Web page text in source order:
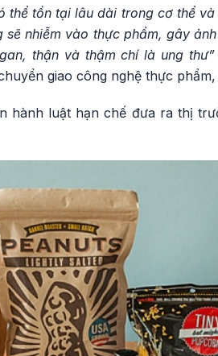
thể tồn tại lâu dài trong cơ thể
nhiễm vào thực phẩm, gây
thận và thậm chí là ung thư”
giao công nghệ thực
hành luật hạn chế đưa ra thị